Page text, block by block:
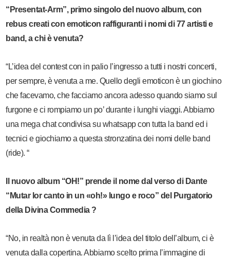
“Presentat-Arm”, primo singolo del nuovo album, con
rebus creati con emoticon raffiguranti i nomi di 77 artisti e
band, a chi è venuta?
“L’idea del contest con in palio l’ingresso a tutti i nostri concerti,
per sempre, è venuta a me. Quello degli emoticon è un giochino
che facevamo, che facciamo ancora adesso quando siamo sul
furgone e ci rompiamo un po’ durante i lunghi viaggi. Abbiamo
una mega chat condivisa su whatsapp con tutta la band ed i
tecnici e giochiamo a questa stronzatina dei nomi delle band
(ride). “
Il nuovo album “OH!” prende il nome dal verso di Dante
“Mutar lor canto in un «oh!» lungo e roco” del Purgatorio
della Divina Commedia ?
“No, in realtà non è venuta da lì l’idea del titolo dell’album, ci è
venuta dalla copertina. Abbiamo scelto prima l’immagine di